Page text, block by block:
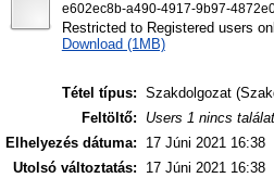
e602ec8b-a490-4917-9b97-
Restricted to Registered users
Download (1MB)
Tétel típus: Szakdolgozat
Feltöltő:
Users 1 nincs
Elhelyezés dátuma:
17 Júni 2021 16:38
Utolsó változtatás:
17 Júni 2021 16:38